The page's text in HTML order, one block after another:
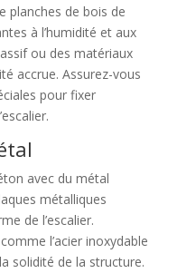
planches de bois de
à l’humidité et aux
ou des matériaux
accrue. Assurez-vous
pour fixer
avec du métal
métalliques
de l’escalier.
l’acier inoxydable
solidité de la structure.